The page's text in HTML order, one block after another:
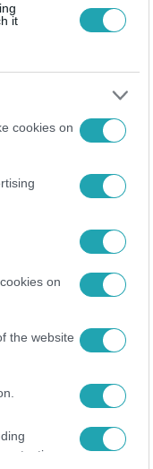
it
cookies on
on
the website
TÖRVÉNYSZÉK